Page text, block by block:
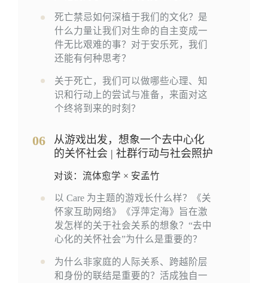
死亡禁忌如何深植于我们的文化？是
什么力量让我们对生命的自主变成一
件无比艰难的事？对于安乐死，我们
还能有何种思考？
关于死亡，我们可以做哪些心理、知
识和行动上的尝试与准备，来面对这
个终将到来的时刻？
06
从游戏出发，想象一个去中心化
的关怀社会 | 社群行动与社会照护
对谈：流体愈学 × 安孟竹
以 Care 为主题的游戏长什么样？《关
怀家互助网络》《浮萍定海》旨在激
发怎样的关于社会关系的想象？“去中
心化的关怀社会”为什么是重要的？
为什么非家庭的人际关系、跨越阶层
和身份的联结是重要的？活成独自一